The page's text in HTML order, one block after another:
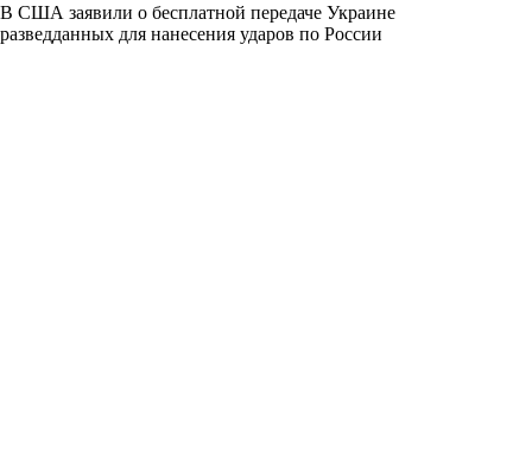
В США заявили о бесплатной передаче Украине
разведданных для нанесения ударов по России